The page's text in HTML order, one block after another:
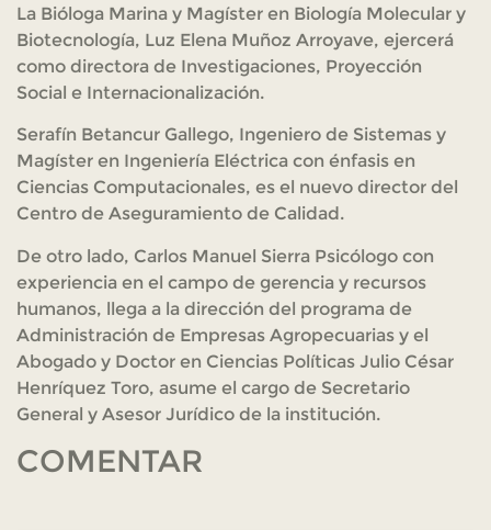
La Bióloga Marina y Magíster en Biología Molecular y
Biotecnología, Luz Elena Muñoz Arroyave, ejercerá
como directora de Investigaciones, Proyección
Social e Internacionalización.
Serafín Betancur Gallego, Ingeniero de Sistemas y
Magíster en Ingeniería Eléctrica con énfasis en
Ciencias Computacionales, es el nuevo director del
Centro de Aseguramiento de Calidad.
De otro lado, Carlos Manuel Sierra Psicólogo con
experiencia en el campo de gerencia y recursos
humanos, llega a la dirección del programa de
Administración de Empresas Agropecuarias y el
Abogado y Doctor en Ciencias Políticas Julio César
Henríquez Toro, asume el cargo de Secretario
General y Asesor Jurídico de la institución.
COMENTAR